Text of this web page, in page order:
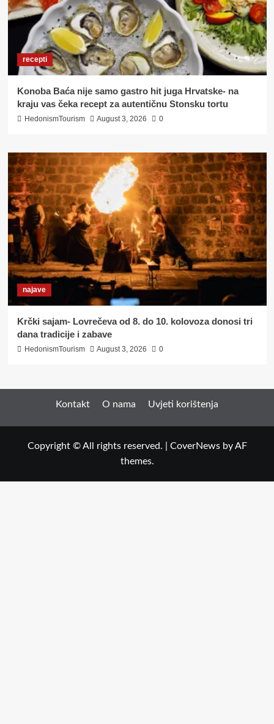
recepti
Konoba Baća nije samo gastro hit juga Hrvatske- na
kraju vas čeka recept za autentičnu Stonsku tortu
HedonismTourism August 3, 2026 0
najave
Krčki sajam- Lovrečeva od 8. do 10. kolovoza donosi tri
dana tradicije i zabave
HedonismTourism August 3, 2026 0
Kontakt O nama Uvjeti korištenja
Copyright © All rights reserved. CoverNewsby AF
themes.